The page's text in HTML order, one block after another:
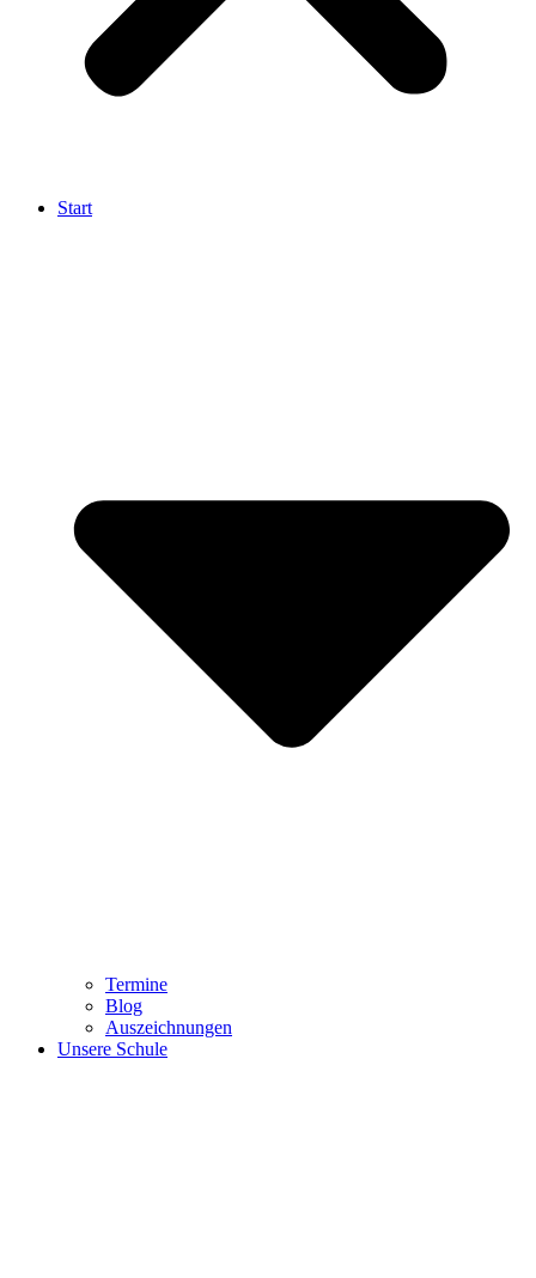
Start
Termine
Blog
Auszeichnungen
Unsere Schule